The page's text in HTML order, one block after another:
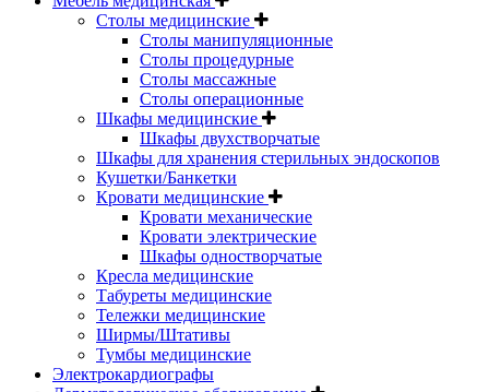
Столы медицинские
Столы манипуляционные
Столы процедурные
Столы массажные
Столы операционные
Шкафы медицинские
Шкафы двухстворчатые
Шкафы для хранения стерильных эндоскопов
Кушетки/Банкетки
Кровати медицинские
Кровати механические
Кровати электрические
Шкафы одностворчатые
Кресла медицинские
Табуреты медицинские
Тележки медицинские
Ширмы/Штативы
Тумбы медицинские
Электрокардиографы